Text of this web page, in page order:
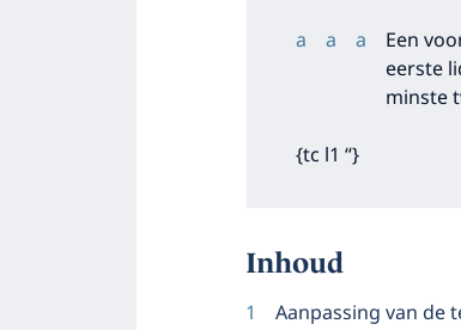
Een
eerste
minste
{tc l1 “}
Inhoud
Aanpassing van de